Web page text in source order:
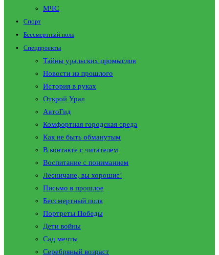
МЧС
Спорт
Бессмертный полк
Спецпроекты
Тайны уральских промыслов
Новости из прошлого
История в руках
Открой Урал
АвтоГид
Комфортная городская среда
Как не быть обманутым
В контакте с читателем
Воспитание с пониманием
Лесничане, вы хорошие!
Письмо в прошлое
Бессмертный полк
Портреты Победы
Дети войны
Сад мечты
Серебряный возраст